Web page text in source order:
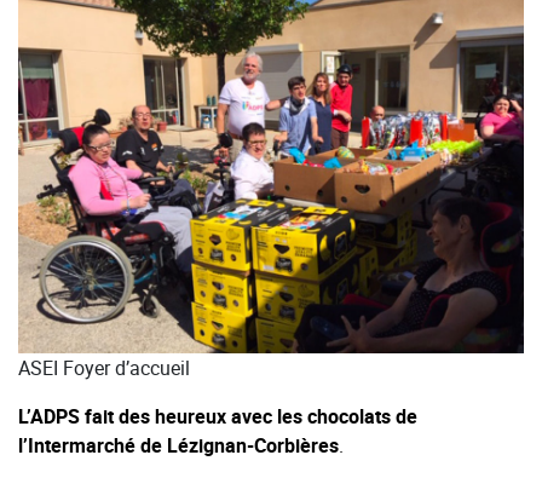
ASEI Foyer d’accueil
L’ADPS fait des heureux avec les chocolats de
l’Intermarché de Lézignan-Corbières.